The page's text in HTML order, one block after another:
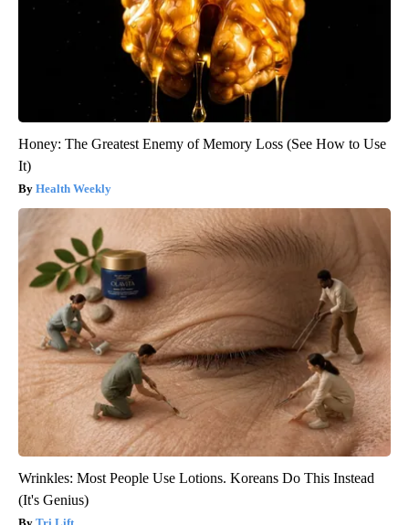
Honey: The Greatest Enemy of Memory Loss (See How to Use
It)
Health Weekly
Wrinkles: Most People Use Lotions. Koreans Do This Instead
(It's Genius)